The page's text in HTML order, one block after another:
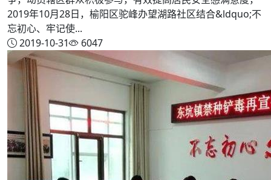
2019年10月28日，榆阳区驼峰办望湖路社区结合&ldquo;不
忘初心、牢记使...
2019-10-31
6047